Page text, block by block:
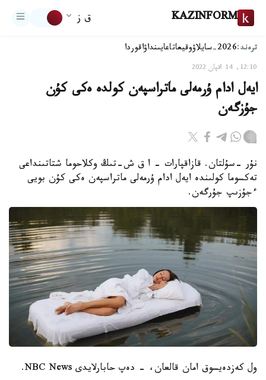
KAZINFORM ق ز
ترەند:2026-سايلاۋ وقيعاتاعايىنداۋاقوردا
12:10, 14 اقپان 2022
ايەل ادام ۇرمەلى ماتراسپەن كولدە ەكى كۇن
جۇزگەن
نۇر -سۇلتان. قازاقپارات – ا ق ش-تىڭ وكلاحوما شتاتىنداعى
تەكسوما كولىندە ايەل ادام ۇرمەلى ماتراسپەن ەكى كۇن بويى
ءجۇزىپ جۇرگەن.
ول كەزدەيسوق امان قالعان، - دەپ حابارلايدى NBC News.